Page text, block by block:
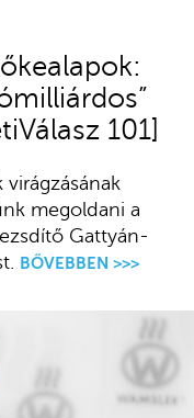
101]
megoldani a
Gattyán-
BŐVEBBEN >>>